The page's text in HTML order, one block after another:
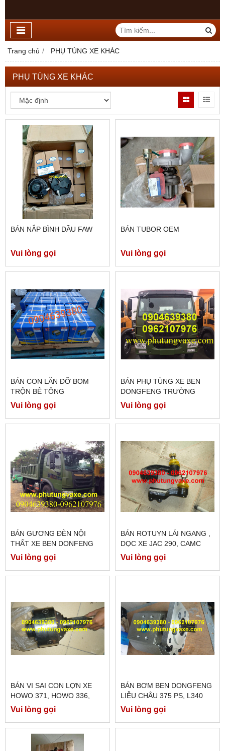
Trang chủ PHỤ TÙNG XE KHÁC
PHỤ TÙNG XE KHÁC
BÁN NẮP BÌNH DẦU FAW
Vui lòng gọi
BÁN TUBOR OEM
Vui lòng gọi
BÁN CON LĂN ĐỠ BOM
TRỘN BÊ TÔNG
Vui lòng gọi
BÁN PHỤ TÙNG XE BEN
DONGFENG TRƯỜNG
GIANG 8T75 ĐỜI 2016
Vui lòng gọi
BÁN GƯƠNG ĐÈN NỘI
THẤT XE BEN DONFENG
TRƯỜNG GIANG 8T75
ĐÔNG CƠ WP4.165E32
Vui lòng gọi
BÁN ROTUYN LÁI NGANG ,
DỌC XE JAC 290, CAMC
380 PS
Vui lòng gọi
BÁN VI SAI CON LỢN XE
HOWO 371, HOWO 336,
HOWO A7
Vui lòng gọi
BÁN BƠM BEN DONGFENG
LIỄU CHÂU 375 PS, L340
PS, L300PS,
Vui lòng gọi